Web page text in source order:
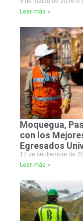
Leer más »
Moquegua,
con los
Egresados
12 de septiembre de
Leer más »